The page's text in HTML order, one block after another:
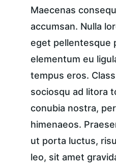
Maecenas
accumsan. Nulla
eget pellentesque
elementum eu
tempus eros.
sociosqu ad litora
conubia nostra,
himenaeos.
ut porta luctus,
leo, sit amet